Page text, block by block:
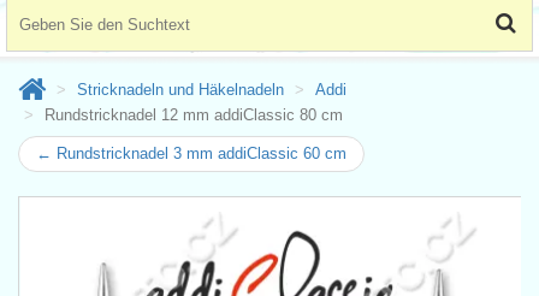
Stricknadeln und Häkelnadeln
Addi
Rundstricknadel 12 mm addiClassic 80 cm
← Rundstricknadel 3 mm addiClassic 60 cm